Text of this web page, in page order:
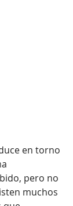
en torno
pero no
muchos